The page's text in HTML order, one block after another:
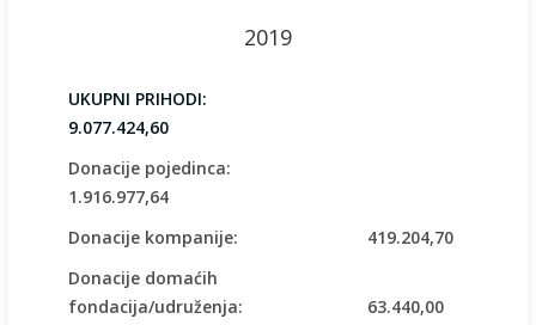
2019
UKUPNI PRIHODI:
9.077.424,60
Donacije pojedinca:
1.916.977,64
Donacije kompanije:
419.204,70
Donacije domaćih
fondacija/udruženja:
63.440,00